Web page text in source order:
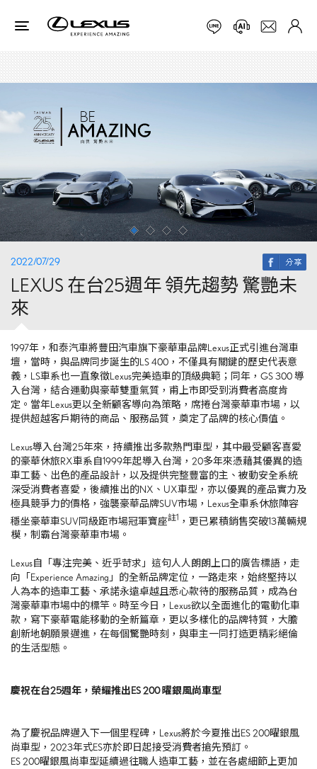
2022/07/29
LEXUS 在台25週年 領先趨勢 驚艷未
來
1997年，和泰汽車將豐田汽車旗下豪華車品牌Lexus正式引進台灣車
壇，當時，與品牌同步誕生的LS 400 ，不僅具有關鍵的歷史代表意
義， LS車系也一直象徵Lexus完美造車的頂級典範；同年， GS 300導
入台灣，結合運動與豪華雙重氣質，甫上市即受到消費者高度肯
定。當年Lexus更以全新顧客導向為策略，席捲台灣豪華車市場，以
提供超越客戶期待的商品、服務品質，奠定了品牌的核心價值。
Lexus導入台灣25年來，持續推出多款熱門車型，其中最受顧客喜愛
的豪華休旅RX車系自1999年起導入台灣， 20多年來憑藉其優異的造
車工藝、出色的產品設計，以及提供完整豐富的主、被動安全系統
深受消費者喜愛，後續推出的NX 、 UX車型，亦以優異的產品實力及
極具競爭力的價格，強襲豪華品牌SUV市場， Lexus全車系休旅陣容
穩坐豪華車SUV同級距市場冠軍寶座註1 ，更已累積銷售突破13萬輛規
模，制霸台灣豪華車市場。
Lexus自「專注完美、近乎苛求」這句人人朗朗上口的廣告標語，走
向「 Experience Amazing 」的全新品牌定位，一路走來，始終堅持以
人為本的造車工藝、承諾永遠卓越且悉心款待的服務品質，成為台
灣豪華車市場中的標竿。時至今日， Lexus欲以全面進化的電動化車
款，寫下豪華電能移動的全新篇章，更以多樣化的品牌特質，大膽
創新地朝願景邁進，在每個驚艷時刻，與車主一同打造更精彩絕倫
的生活型態。
慶祝在台25週年，榮耀推出ES 200曜銀風尚車型
為了慶祝品牌邁入下一個里程碑， Lexus將於今夏推出ES 200曜銀風
尚車型， 2023年式ES亦於即日起接受消費者搶先預訂。
ES 200曜銀風尚車型延續過往職人造車工藝，並在各處細節上更加